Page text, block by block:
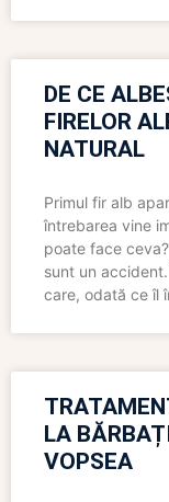
DE CE
FIRELOR
NATURAL
Primul fir alb
întrebarea vine
poate face
sunt un
care, odată ce îl
LA
VOPSEA